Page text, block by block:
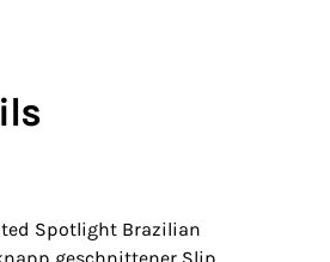
Spotlight Brazilian